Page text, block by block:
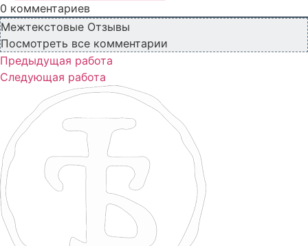
0 комментариев
Межтекстовые Отзывы
Посмотреть все комментарии
Предыдущая работа
Следующая работа